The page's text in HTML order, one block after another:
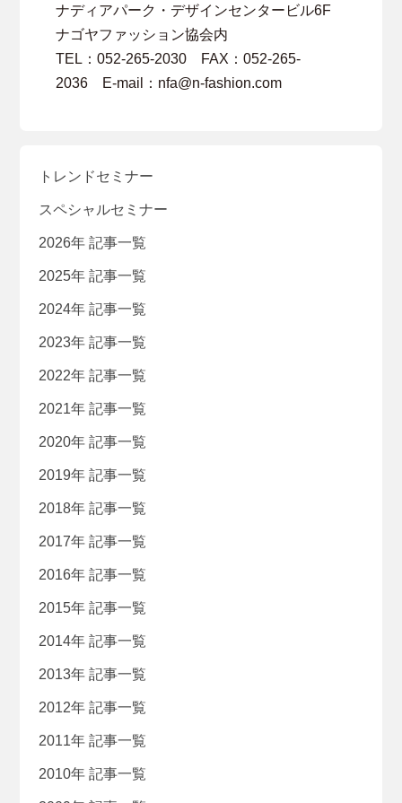
ナディアパーク・デザインセンタービル6F
ナゴヤファッション協会内
TEL：052-265-2030 FAX：052-265-
2036 E-mail：nfa@n-fashion.com
トレンドセミナー
スペシャルセミナー
2026年 記事一覧
2025年 記事一覧
2024年 記事一覧
2023年 記事一覧
2022年 記事一覧
2021年 記事一覧
2020年 記事一覧
2019年 記事一覧
2018年 記事一覧
2017年 記事一覧
2016年 記事一覧
2015年 記事一覧
2014年 記事一覧
2013年 記事一覧
2012年 記事一覧
2011年 記事一覧
2010年 記事一覧